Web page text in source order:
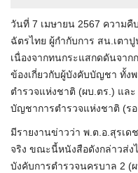
วันที่ 7 เมษายน 2567 ความ
ฉัตรไทย ผู้กำกับการ สน.เตา
เนื่องจากทนกระแสกดดันจา
ข้องเกี่ยวกับผู้บังคับบัญชา ทั้ง
ตำรวจแห่งชาติ (ผบ.ตร.) และ
บัญชาการตำรวจแห่งชาติ (รอ
มีรายงานข่าวว่า พ.ต.อ.สุรเด
จริง ขณะนี้หนังสือดังกล่าวส่ง
บังคับการตำรวจนครบาล 2 (ผ